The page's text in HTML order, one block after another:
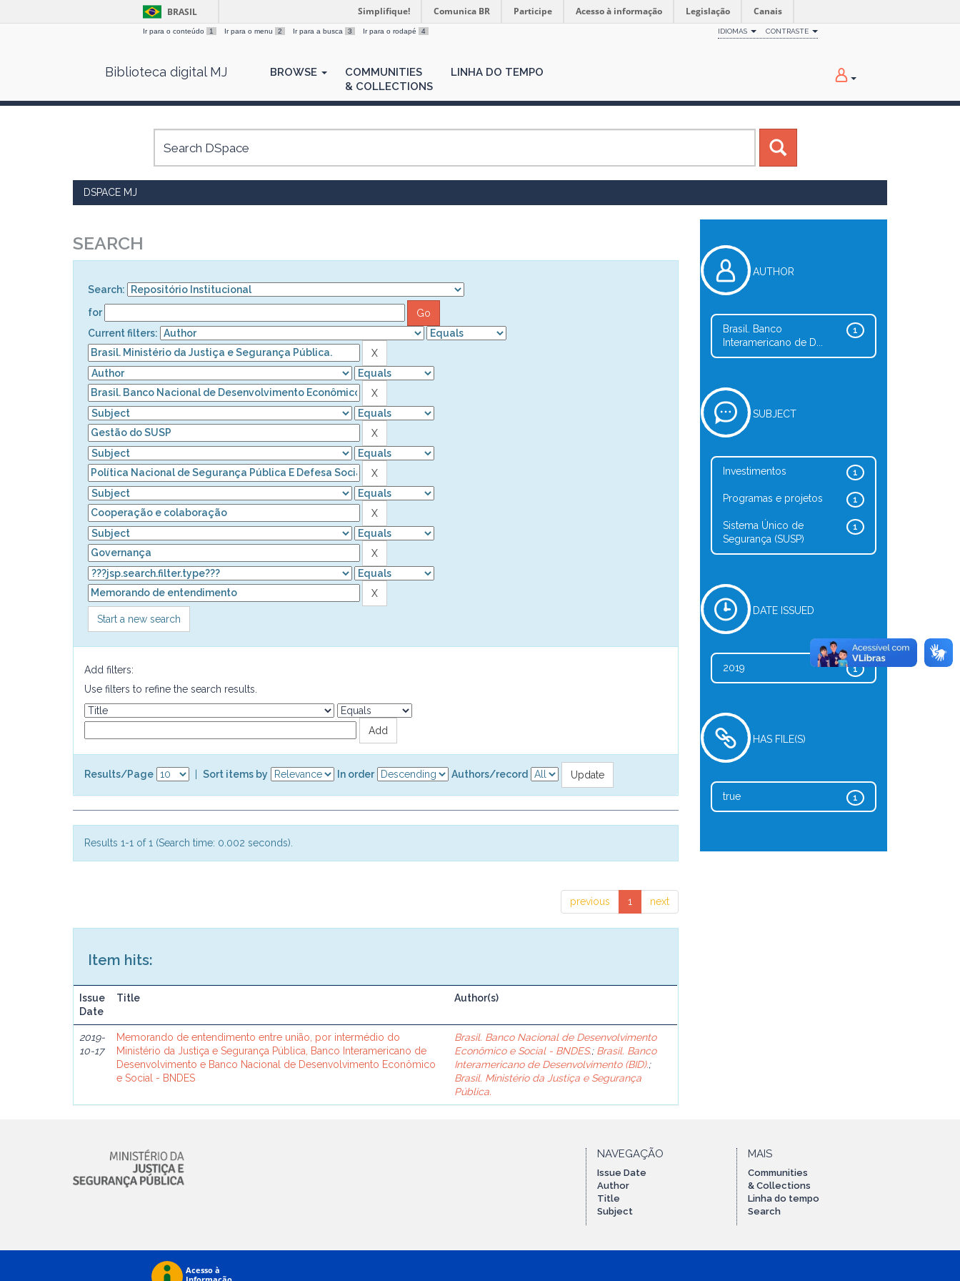
BRASIL Simplifique! Comunica BR Participe Acesso à informação Legislação Canais
Ir para o conteúdo 1 Ir para o menu 2 Ir para a busca 3 Ir para o rodapé 4 IDIOMAS CONTRASTE
Biblioteca digital MJ BROWSE
COMMUNITIES
& COLLECTIONS
LINHA DO TEMPO
DSPACE MJ
SEARCH
Search:
for
Current filters:
Start a new search
Add filters:
Use filters to refine the search results.
Results/Page Sort items by In order Authors/record
Results 1-1 of 1 (Search time: 0.002 seconds).
previous 1 next
Item hits:
Issue
Date
Title Author(s)
2019-
10-17
Memorando de entendimento entre união, por intermédio do
Ministério da Justiça e Segurança Pública, Banco Interamericano de
Desenvolvimento e Banco Nacional de Desenvolvimento Econômico
e Social - BNDES
Brasil. Banco Nacional de Desenvolvimento
Econômico e Social - BNDES.; Brasil. Banco
Interamericano de Desenvolvimento (BID).;
Brasil. Ministério da Justiça e Segurança
Pública.
AUTHOR
1
Brasil. Banco
Interamericano de D...
SUBJECT
1
Investimentos
1
Programas e projetos
1
Sistema Único de
Segurança (SUSP)
DATE ISSUED
1
2019
HAS FILE(S)
1
true
NAVEGAÇÃO
Issue Date
Author
Title
Subject
MAIS
Communities
& Collections
Linha do tempo
Search